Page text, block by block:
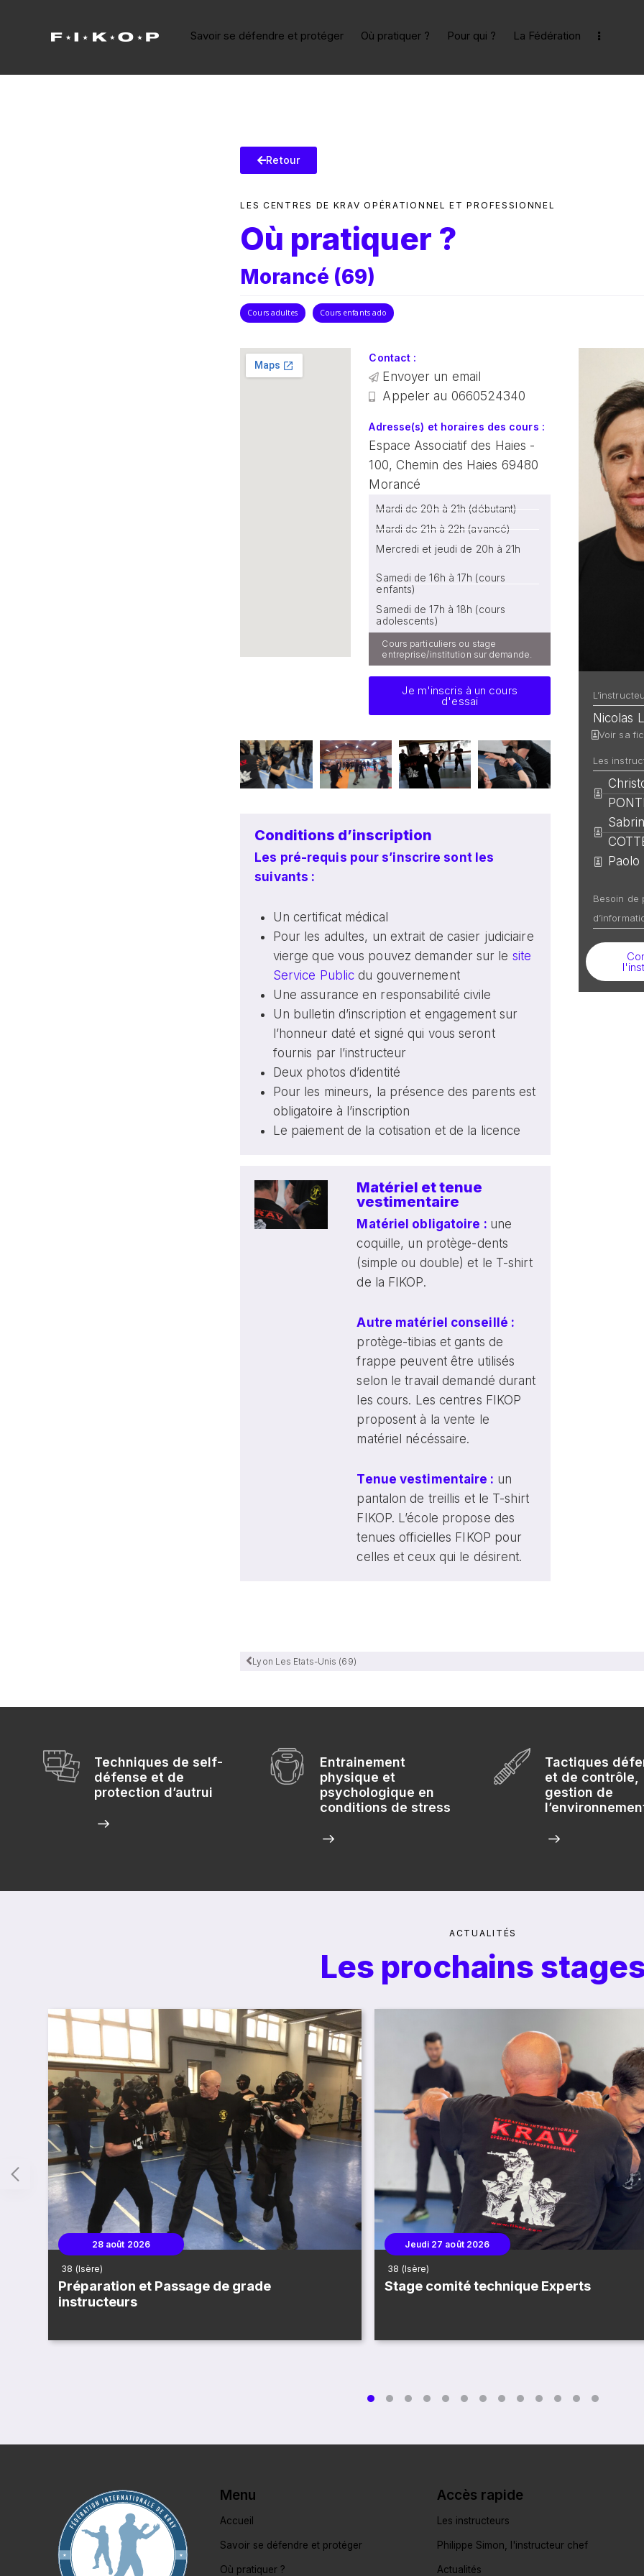
Savoir se défendre et protéger Où pratiquer ? Pour qui ? La Fédération
Retour
LES CENTRES DE KRAV OPÉRATIONNEL ET PROFESSIONNEL
Où pratiquer ?
Morancé (69)
Cours adultes Cours enfants ado
Contact :
Envoyer un email
Appeler au 0660524340
Adresse(s) et horaires des cours :
Espace Associatif des Haies -
100, Chemin des Haies 69480
Morancé
Mardi de 20h à 21h (débutant)
Mardi de 21h à 22h (avancé)
Mercredi et jeudi de 20h à 21h
Samedi de 16h à 17h (cours
enfants)
Samedi de 17h à 18h (cours
adolescents)
Cours particuliers ou stage
entreprise/institution sur demande.
Je m'inscris à un cours
d'essai
Conditions d’inscription
Les pré-requis pour s’inscrire sont les
suivants :
Un certificat médical
Pour les adultes, un extrait de casier judiciaire
vierge que vous pouvez demander sur le site
Service Public du gouvernement
Une assurance en responsabilité civile
Un bulletin d’inscription et engagement sur
l’honneur daté et signé qui vous seront
fournis par l’instructeur
Deux photos d’identité
Pour les mineurs, la présence des parents est
obligatoire à l’inscription
Le paiement de la cotisation et de la licence
Matériel et tenue
vestimentaire
Matériel obligatoire : une
coquille, un protège-dents
(simple ou double) et le T-shirt
de la FIKOP.
Autre matériel conseillé :
protège-tibias et gants de
frappe peuvent être utilisés
selon le travail demandé durant
les cours. Les centres FIKOP
proposent à la vente le
matériel nécéssaire.
Tenue vestimentaire : un
pantalon de treillis et le T-shirt
FIKOP. L’école propose des
tenues officielles FIKOP pour
celles et ceux qui le désirent.
Nicolas
Voir sa
Les
Paolo
Besoin de
Lyon Les Etats-Unis (69)
Techniques de self-
défense et de
protection d’autrui
Entrainement
physique et
psychologique en
conditions de stress
Tactiques
et de contrôle,
gestion de
ACTUALITÉS
Les prochains
28 août 2026
38 (Isère)
Préparation et Passage de grade
instructeurs
Jeudi 27 août 2026
38 (Isère)
Stage comité technique Experts
Menu
Accueil
Savoir se défendre et protéger
Où pratiquer ?
Accès rapide
Les instructeurs
Philippe Simon, l'instructeur chef
Actualités